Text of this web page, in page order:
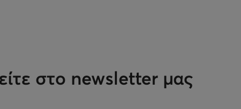
στο newsletter μας